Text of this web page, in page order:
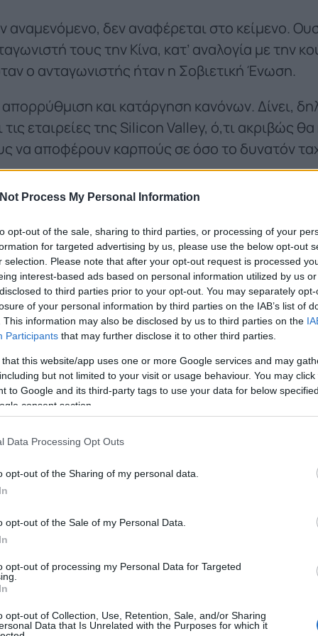
Process My Personal Information
opt-out of the sale, sharing to third parties, or processing of your
for targeted advertising by us, please use the below opt-out
selection. Please note that after your opt-out request is processed
interest-based ads based on personal information utilized by us
to third parties prior to your opt-out. You may separately
of your personal information by third parties on the IAB’s list of
This information may also be disclosed by us to third parties on the
Participants that may further disclose it to other third parties.
that this website/app uses one or more Google services and may
but not limited to your visit or usage behaviour. You may
to Google and its third-party tags to use your data for below
consent section.
Data Processing Opt Outs
opt-out of the Sharing of my personal data.
opt-out of the Sale of my Personal Data.
opt-out of processing my Personal Data for Targeted
opt-out of Collection, Use, Retention, Sale, and/or Sharing
Data that Is Unrelated with the Purposes for which it
δεν αναφέρεται στο κείμενο.
τους την Κίνα, κατ’ αναλογία με την
ο ανταγωνιστής ήταν η Σοβιετική Ένωση.
και κατάργηση κανόνων. Δίνει,
εταιρείες της Silicon Valley, ό,τι ακριβώς
να αποφέρουν καρπούς σε όσο το δυνατόν
το σχέδιο δράσης υπόσχεται ταχεία
κατά βάση, data centers.
και να συντηρήσουμε τεράστιες
ενέργειας για την τροφοδοσία τους. Για να
τα ριζοσπαστικά κλιματικά
κάνει η κυβέρνηση από την ημέρα της
σημείωμα του σχεδίου που χρησιμοποιεί
προέδρου: «Για να το πούμε απλά, πρέπει να
σε τι βάσεις
ανάπτυξη τεχνητής νοημοσύνης που θα
τις αμερικανικές αξίες. Κάνει επίσης λόγο
κώδικα. «Αυτά τα μοντέλα έχουν
μπορούν να τα χρησιμοποιούν με
κλειστού μοντέλου» σημειώνεται